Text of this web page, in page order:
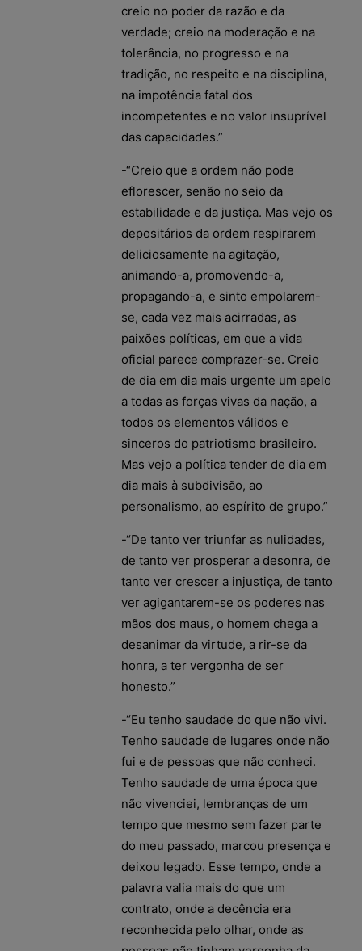
creio no poder da razão e da
verdade; creio na moderação e na
tolerância, no progresso e na
tradição, no respeito e na disciplina,
na impotência fatal dos
incompetentes e no valor insuprível
das capacidades.”
-“Creio que a ordem não pode
eflorescer, senão no seio da
estabilidade e da justiça. Mas vejo os
depositários da ordem respirarem
deliciosamente na agitação,
animando-a, promovendo-a,
propagando-a, e sinto empolarem-
se, cada vez mais acirradas, as
paixões políticas, em que a vida
oficial parece comprazer-se. Creio
de dia em dia mais urgente um apelo
a todas as forças vivas da nação, a
todos os elementos válidos e
sinceros do patriotismo brasileiro.
Mas vejo a política tender de dia em
dia mais à subdivisão, ao
personalismo, ao espírito de grupo.”
-“De tanto ver triunfar as nulidades,
de tanto ver prosperar a desonra, de
tanto ver crescer a injustiça, de tanto
ver agigantarem-se os poderes nas
mãos dos maus, o homem chega a
desanimar da virtude, a rir-se da
honra, a ter vergonha de ser
honesto.”
-“Eu tenho saudade do que não vivi.
Tenho saudade de lugares onde não
fui e de pessoas que não conheci.
Tenho saudade de uma época que
não vivenciei, lembranças de um
tempo que mesmo sem fazer parte
do meu passado, marcou presença e
deixou legado. Esse tempo, onde a
palavra valia mais do que um
contrato, onde a decência era
reconhecida pelo olhar, onde as